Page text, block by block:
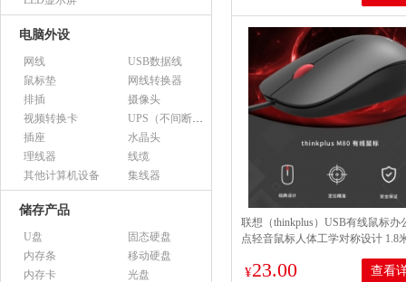
电脑外设
网线
USB数据线
鼠标垫
网线转换器
排插
摄像头
视频转换卡
UPS（不间断电源）
插座
水晶头
理线器
线缆
其他计算机设备
集线器
储存产品
U盘
固态硬盘
内存条
移动硬盘
内存卡
光盘
联想（thinkplus）USB有线鼠标办
点轻音鼠标人体工学对称设计 1.8
¥23.00 查看